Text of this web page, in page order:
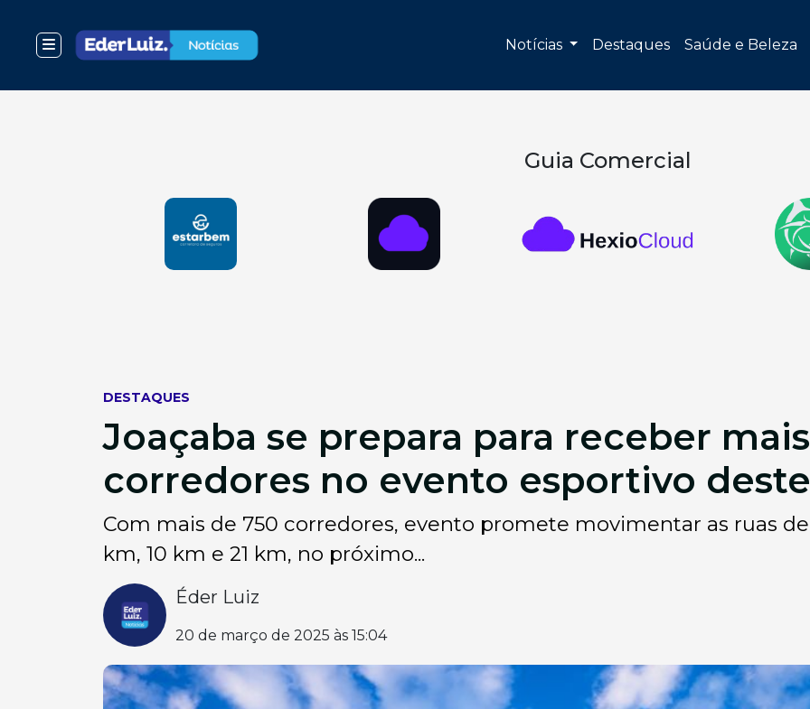
Notícias Destaques Saúde e Beleza
Guia Comercial
DESTAQUES
Joaçaba se prepara para receber
corredores no evento esportivo
Com mais de 750 corredores, evento promete movimentar as ruas
km, 10 km e 21 km, no próximo...
Éder Luiz
20 de março de 2025 às 15:04